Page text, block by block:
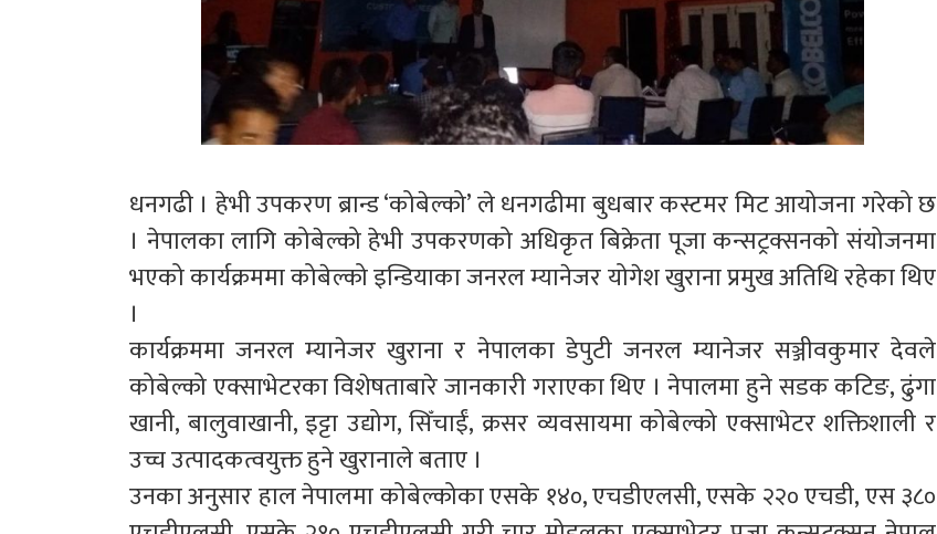
धनगढी । हेभी उपकरण ब्रान्ड ‘कोबेल्को’ ले धनगढीमा बुधबार कस्टमर मिट आयोजना गरेको छ
। नेपालका लागि कोबेल्को हेभी उपकरणको अधिकृत बिक्रेता पूजा कन्सट्रक्सनको संयोजनमा
भएको कार्यक्रममा कोबेल्को इन्डियाका जनरल म्यानेजर योगेश खुराना प्रमुख अतिथि रहेका थिए
।
कार्यक्रममा जनरल म्यानेजर खुराना र नेपालका डेपुटी जनरल म्यानेजर सञ्जीवकुमार देवले
कोबेल्को एक्साभेटरका विशेषताबारे जानकारी गराएका थिए । नेपालमा हुने सडक कटिङ, ढुंगा
खानी, बालुवाखानी, इट्टा उद्योग, सिँचाईं, क्रसर व्यवसायमा कोबेल्को एक्साभेटर शक्तिशाली र
उच्च उत्पादकत्वयुक्त हुने खुरानाले बताए ।
उनका अनुसार हाल नेपालमा कोबेल्कोका एसके १४०, एचडीएलसी, एसके २२० एचडी, एस ३८०